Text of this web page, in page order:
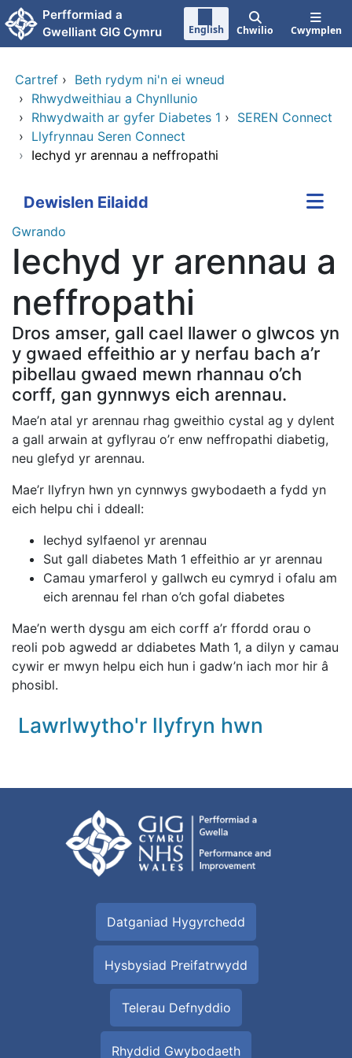
Neidio i'r prif gynnwy
Perfformiad a
Gwelliant GIG Cymru
English Chwilio Cwymplen
Cartref › Beth rydym ni'n ei wneud
› Rhwydweithiau a Chynllunio
› Rhwydwaith ar gyfer Diabetes 1 › SEREN Connect
› Llyfrynnau Seren Connect
› Iechyd yr arennau a neffropathi
Dewislen Eilaidd
Gwrando
Iechyd yr arennau a
neffropathi
Dros amser, gall cael llawer o glwcos yn
y gwaed effeithio ar y nerfau bach a’r
pibellau gwaed mewn rhannau o’ch
corff, gan gynnwys eich arennau.
Mae’n atal yr arennau rhag gweithio cystal ag y dylent
a gall arwain at gyflyrau o’r enw neffropathi diabetig,
neu glefyd yr arennau.
Mae’r llyfryn hwn yn cynnwys gwybodaeth a fydd yn
eich helpu chi i ddeall:
Iechyd sylfaenol yr arennau
Sut gall diabetes Math 1 effeithio ar yr arennau
Camau ymarferol y gallwch eu cymryd i ofalu am
eich arennau fel rhan o’ch gofal diabetes
Mae’n werth dysgu am eich corff a’r ffordd orau o
reoli pob agwedd ar ddiabetes Math 1, a dilyn y camau
cywir er mwyn helpu eich hun i gadw’n iach mor hir â
phosibl.
Lawrlwytho'r llyfryn hwn
Datganiad Hygyrchedd
Hysbysiad Preifatrwydd
Telerau Defnyddio
Rhyddid Gwybodaeth